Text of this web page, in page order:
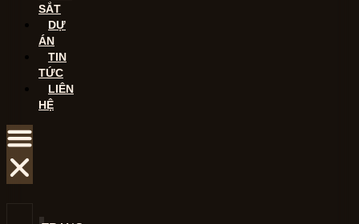
SẮT
DỰ
ÁN
TIN
TỨC
LIÊN
HỆ